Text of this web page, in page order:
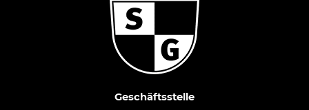
Geschäftsstelle